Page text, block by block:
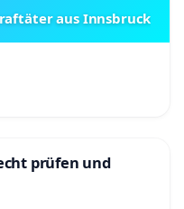
aus Innsbruck
prüfen und